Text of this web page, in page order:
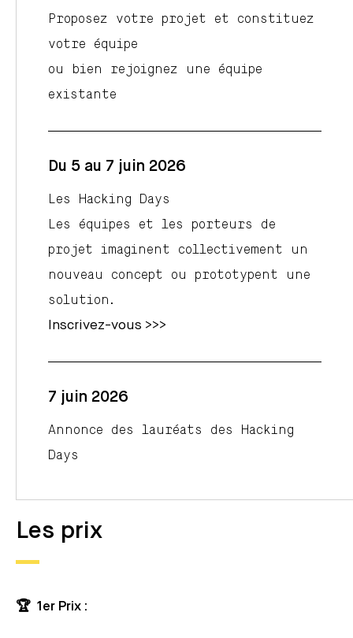
Proposez votre projet et constituez
votre équipe
ou bien rejoignez une équipe
existante
Du 5 au 7 juin 2026
Les Hacking Days
Les équipes et les porteurs de
projet imaginent collectivement un
nouveau concept ou prototypent une
solution.
Inscrivez-vous >>>
7 juin 2026
Annonce des lauréats des Hacking
Days
Les prix
🏆 1er Prix :